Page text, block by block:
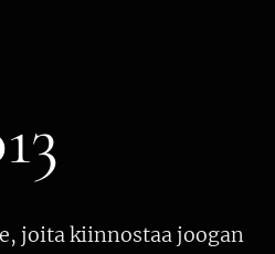
joita kiinnostaa joogan